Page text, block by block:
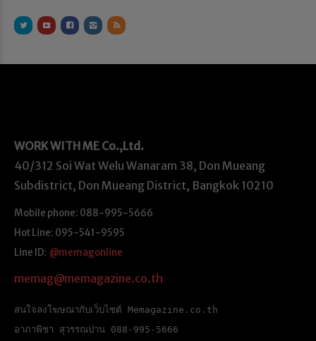
WORK WITH ME Co.,Ltd.
40/312 Soi Wat Welu Wanaram 38, Don Mueang
Subdistrict, Don Mueang District, Bangkok 10210
Mobile phone: 088-995-5666
Hot Line: 095-541-9595
Line ID: @memagonline
memag@memagazine.co.th
สนใจลงโฆษณากับเว็บไซต์ Memagazine.co.th
อาภาพิชา สุวรรณปาน 088-995-5666